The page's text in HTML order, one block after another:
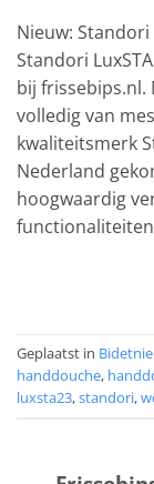
Nieuw:
Standori
bij frissebips.nl.
volledig van
kwaliteitsmerk
Nederland
hoogwaardig
functionaliteiten
Geplaatst in
handdouche,
luxsta23,standori,